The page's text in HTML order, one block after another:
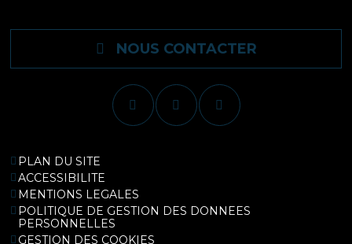
NOUS CONTACTER
PLAN DU SITE
ACCESSIBILITE
MENTIONS LEGALES
POLITIQUE DE GESTION DES DONNEES
PERSONNELLES
GESTION DES COOKIES